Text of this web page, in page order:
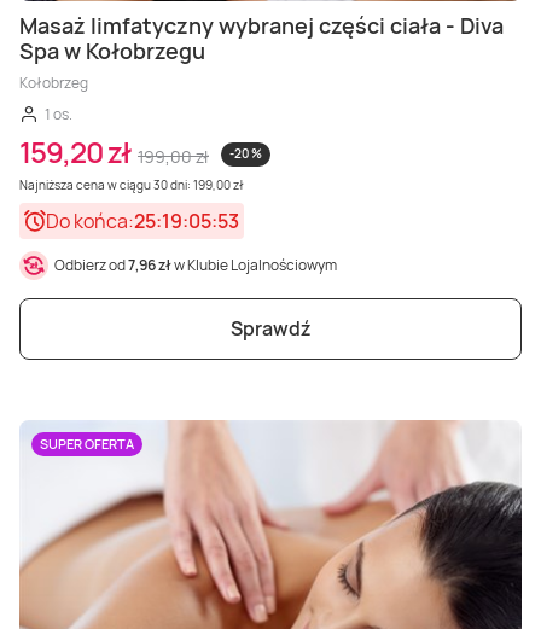
Masaż limfatyczny wybranej części ciała - Diva
Spa w Kołobrzegu
Kołobrzeg
1 os.
159,20 zł 199,00 zł
-20 %
Najniższa cena w ciągu 30 dni: 199,00 zł
Do końca:25:19:05:51
Odbierz od7,96 złw Klubie Lojalnościowym
Sprawdź
SUPER OFERTA